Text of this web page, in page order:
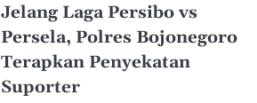
Jelang Laga Persibo vs
Persela, Polres Bojonegoro
Terapkan Penyekatan
Suporter